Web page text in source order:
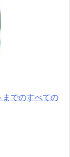
でのすべての